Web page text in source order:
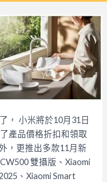
， 小米將於10月31日
產品價格折扣和領取
，更推出多款11月新
雙攝版、Xiaomi
、Xiaomi Smart